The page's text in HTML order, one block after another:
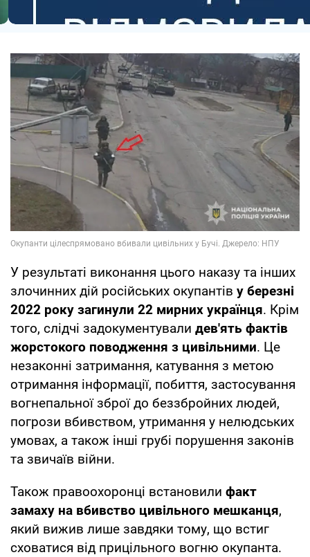
У результаті виконання цього наказу та інших
злочинних дій російських окупантів у березні
2022 року загинули 22 мирних українця. Крім
того, слідчі задокументували дев'ять фактів
жорстокого поводження з цивільними. Це
незаконні затримання, катування з метою
отримання інформації, побиття, застосування
вогнепальної зброї до беззбройних людей,
погрози вбивством, утримання у нелюдських
умовах, а також інші грубі порушення законів
та звичаїв війни.
Також правоохоронці встановили факт
замаху на вбивство цивільного мешканця,
який вижив лише завдяки тому, що встиг
сховатися від прицільного вогню окупанта.